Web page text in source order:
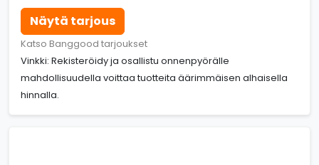
Näytä tarjous
Katso Banggood tarjoukset
Vinkki: Rekisteröidy ja osallistu onnenpyörälle
mahdollisuudella voittaa tuotteita äärimmäisen alhaisella
hinnalla.